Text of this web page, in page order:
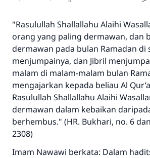
"Rasulullah Shallallahu Alaihi
orang yang paling dermawan, dan
dermawan pada bulan Ramadan di
menjumpainya, dan Jibril
malam di malam-malam bulan
mengajarkan kepada beliau Al
Rasulullah Shallallahu Alaihi
dermawan dalam kebaikan
berhembus." (HR. Bukhari, no. 6
2308)
Imam Nawawi berkata: Dalam
Saham